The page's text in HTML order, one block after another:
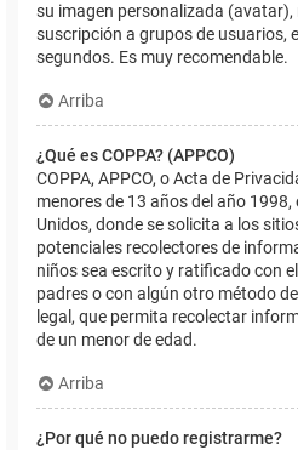
su imagen personalizada (avatar),
suscripción a grupos de usuarios,
segundos. Es muy recomendable.
Arriba
¿Qué es COPPA? (APPCO)
COPPA, APPCO, o Acta de
menores de 13 años del año
Unidos, donde se solicita a los
potenciales recolectores de
niños sea escrito y ratificado con
padres o con algún otro método
legal, que permita recolectar
de un menor de edad.
Arriba
¿Por qué no puedo registrarme?